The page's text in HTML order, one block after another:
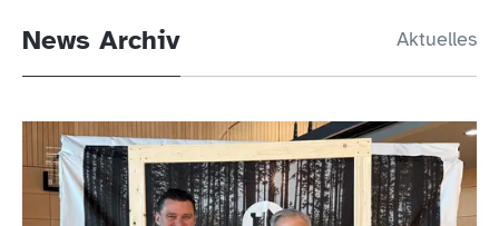
News Archiv Aktuelles